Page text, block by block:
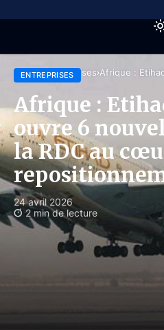
Accueil Entreprises Afrique :
ENTREPRISES
Afrique :
ouvre 6
la RDC au
24 avril 2026
2 min de lecture